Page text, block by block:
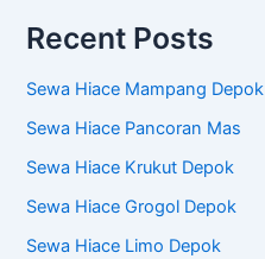
Recent Posts
Sewa Hiace Mampang Depok
Sewa Hiace Pancoran Mas
Sewa Hiace Krukut Depok
Sewa Hiace Grogol Depok
Sewa Hiace Limo Depok